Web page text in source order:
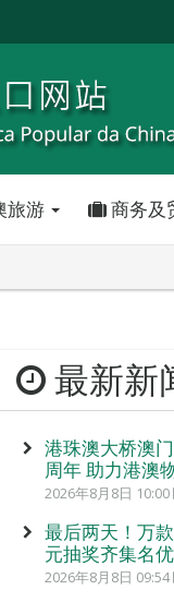
旅游 商务及
最新新
港珠澳大桥澳
周年 助力港澳
2026年8月8日 10:00
最后两天！万
元抽奖齐集名
2026年8月8日 09:54